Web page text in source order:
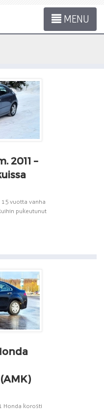
MENU
2011 –
15 vuotta vanha
pukeutunut
Honda korosti